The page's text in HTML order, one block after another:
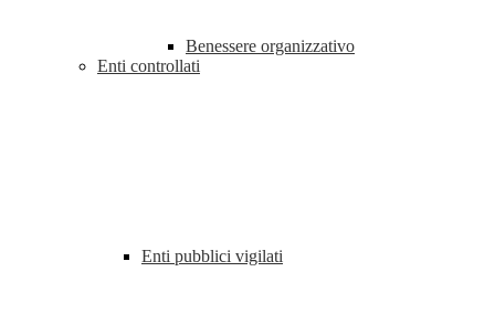
Benessere organizzativo
Enti controllati
Enti pubblici vigilati